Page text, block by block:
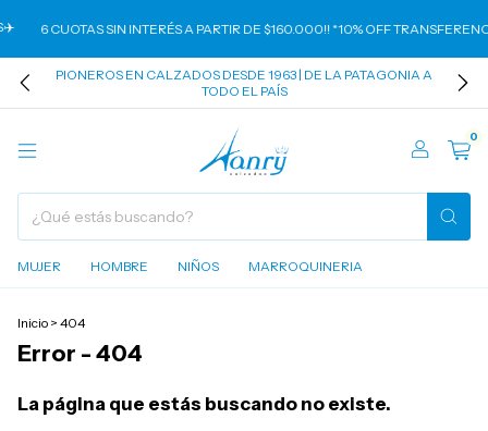
6 CUOTAS SIN INTERÉS A PARTIR DE $160.000!! *10% OFF
PIONEROS EN CALZADOS DESDE 1963 | DE LA PATAGONIA A
TODO EL PAÍS
0
MUJER HOMBRE NIÑOS MARROQUINERIA
Inicio > 404
Error - 404
La página que estás buscando no existe.